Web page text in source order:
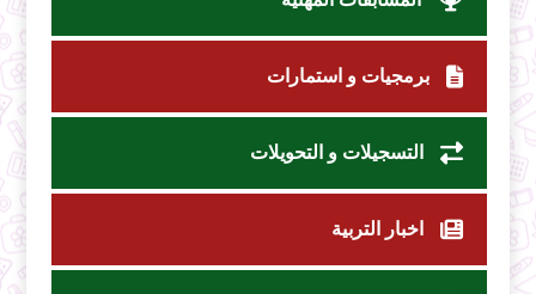
برمجيات و استمارات
التسجيلات و التحويلات
اخبار التربية